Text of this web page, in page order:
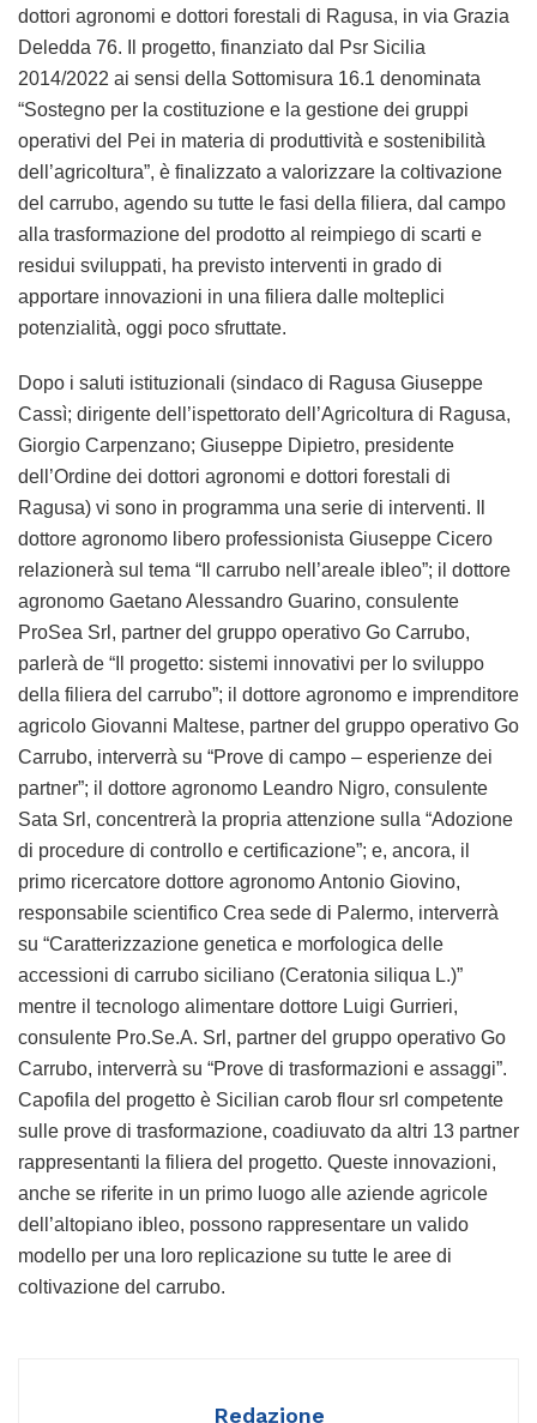
dottori agronomi e dottori forestali di Ragusa, in via Grazia
Deledda 76. Il progetto, finanziato dal Psr Sicilia
2014/2022 ai sensi della Sottomisura 16.1 denominata
“Sostegno per la costituzione e la gestione dei gruppi
operativi del Pei in materia di produttività e sostenibilità
dell’agricoltura”, è finalizzato a valorizzare la coltivazione
del carrubo, agendo su tutte le fasi della filiera, dal campo
alla trasformazione del prodotto al reimpiego di scarti e
residui sviluppati, ha previsto interventi in grado di
apportare innovazioni in una filiera dalle molteplici
potenzialità, oggi poco sfruttate.
Dopo i saluti istituzionali (sindaco di Ragusa Giuseppe
Cassì; dirigente dell’ispettorato dell’Agricoltura di Ragusa,
Giorgio Carpenzano; Giuseppe Dipietro, presidente
dell’Ordine dei dottori agronomi e dottori forestali di
Ragusa) vi sono in programma una serie di interventi. Il
dottore agronomo libero professionista Giuseppe Cicero
relazionerà sul tema “Il carrubo nell’areale ibleo”; il dottore
agronomo Gaetano Alessandro Guarino, consulente
ProSea Srl, partner del gruppo operativo Go Carrubo,
parlerà de “Il progetto: sistemi innovativi per lo sviluppo
della filiera del carrubo”; il dottore agronomo e imprenditore
agricolo Giovanni Maltese, partner del gruppo operativo Go
Carrubo, interverrà su “Prove di campo – esperienze dei
partner”; il dottore agronomo Leandro Nigro, consulente
Sata Srl, concentrerà la propria attenzione sulla “Adozione
di procedure di controllo e certificazione”; e, ancora, il
primo ricercatore dottore agronomo Antonio Giovino,
responsabile scientifico Crea sede di Palermo, interverrà
su “Caratterizzazione genetica e morfologica delle
accessioni di carrubo siciliano (Ceratonia siliqua L.)”
mentre il tecnologo alimentare dottore Luigi Gurrieri,
consulente Pro.Se.A. Srl, partner del gruppo operativo Go
Carrubo, interverrà su “Prove di trasformazioni e assaggi”.
Capofila del progetto è Sicilian carob flour srl competente
sulle prove di trasformazione, coadiuvato da altri 13 partner
rappresentanti la filiera del progetto. Queste innovazioni,
anche se riferite in un primo luogo alle aziende agricole
dell’altopiano ibleo, possono rappresentare un valido
modello per una loro replicazione su tutte le aree di
coltivazione del carrubo.
Redazione